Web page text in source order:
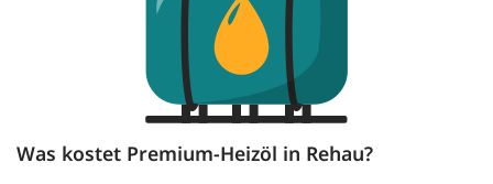
Was kostet Premium-Heizöl in Rehau?